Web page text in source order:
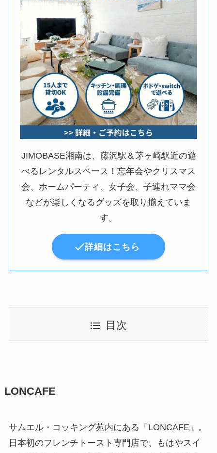
JIMOBASE湘南は、藤沢駅＆茅ヶ崎駅近の遊
べるレンタルスペース！忘年会やクリスマス
会、ホームパーティ、女子会、子連れママ会
などが楽しくなるグッズを取り揃えていま
す。
詳細はこちら
目次
LONCAFE
サムエル・コッキング苑内にある「LONCAFE」。
日本初のフレンチトースト専門店で、もはやスイ